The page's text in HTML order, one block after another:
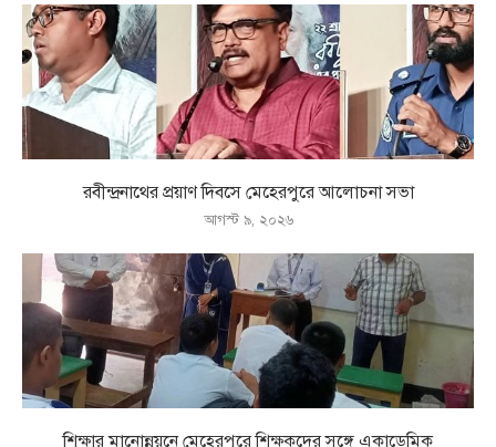
রবীন্দ্রনাথের প্রয়াণ দিবসে মেহেরপুরে আলোচনা সভা
আগস্ট ৯, ২০২৬
শিক্ষার মানোন্নয়নে মেহেরপুরে শিক্ষকদের সঙ্গে একাডেমিক